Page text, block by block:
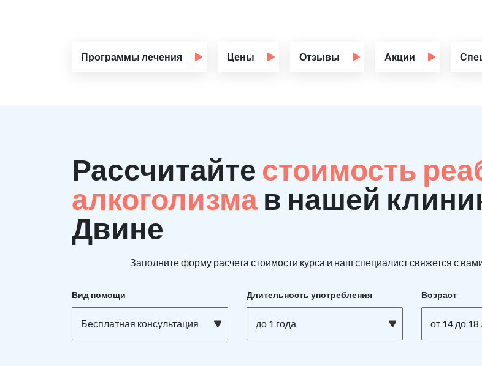
Программы лечения Цены Отзывы Акции
Рассчитайте стоимость
алкоголизма в нашей
Двине
Заполните форму расчета стоимости курса и наш специалист свяжется с
Вид помощи
Бесплатная консультация
Длительность употребления
до 1 года
Возраст
от 14 до 18